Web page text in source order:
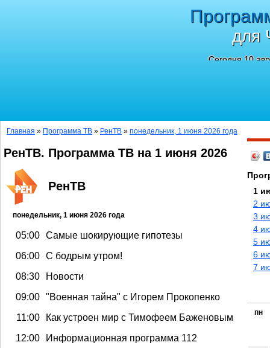
для
Сегодня 10
Главная » Программа ТВ » РенТВ » понедельник, 1 июня 2026 года
РенТВ. Программа ТВ на 1 июня 2026
РенТВ
понедельник, 1 июня 2026 года
05:00 Самые шокирующие гипотезы
06:00 С бодрым утром!
08:30
Новости
09:00 "Военная тайна" с Игорем Прокопенко
11:00
Как устроен мир с Тимофеем Баженовым
12:00
Информационная программа 112
1
2
3
4
5
6
7
пн